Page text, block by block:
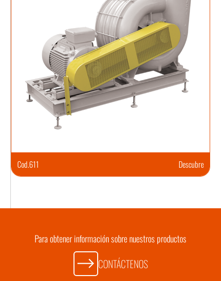
Cod.611 Descubre
Para obtener información sobre nuestros productos
CONTÁCTENOS